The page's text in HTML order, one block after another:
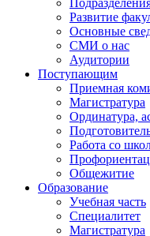
Развитие
Основные
СМИ о нас
Аудитории
Поступающим
Приемная
Магистратура
Ординатура,
Работа со
Общежитие
Образование
Учебная часть
Специалитет
Магистратура